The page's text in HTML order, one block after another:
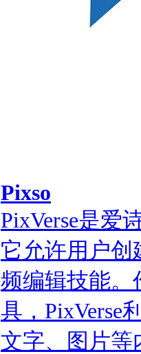
Pixso
PixVerse是爱
它允许用户创
频编辑技能
具，PixVerse
文字、图片等